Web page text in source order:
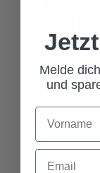
Melde
und